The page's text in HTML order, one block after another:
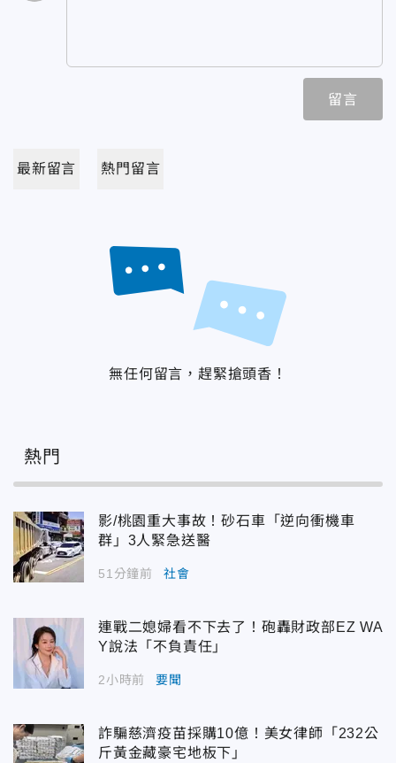
留言
最新留言 熱門留言
無任何留言，趕緊搶頭香！
熱門
影/桃園重大事故！砂石車「逆向衝機車
群」3人緊急送醫
51分鐘前 社會
連戰二媳婦看不下去了！砲轟財政部EZ WA
Y說法「不負責任」
2小時前 要聞
詐騙慈濟疫苗採購10億！美女律師「232公
斤黃金藏豪宅地板下」